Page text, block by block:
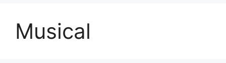
Musical